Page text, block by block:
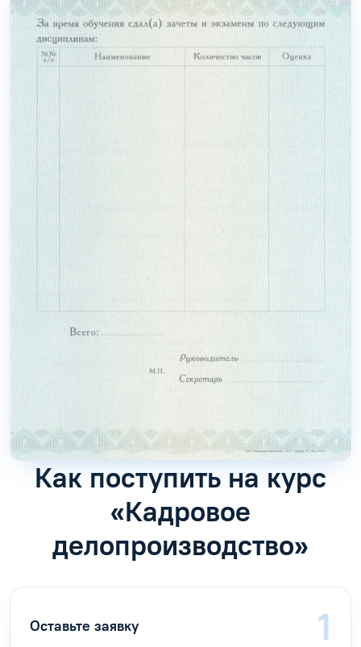
Как поступить на курс
«Кадровое
делопроизводство»
Оставьте заявку